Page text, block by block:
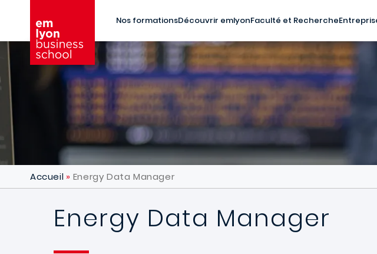
Nos formationsDécouvrir emlyonFaculté et Recherche
Accueil Energy Data Manager
Energy Data Manager